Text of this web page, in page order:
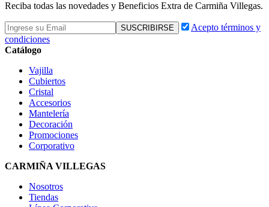
Reciba todas las novedades y Beneficios Extra de Carmiña Villegas.
Acepto términos y
condiciones
Catálogo
Vajilla
Cubiertos
Cristal
Accesorios
Mantelería
Decoración
Promociones
Corporativo
CARMIÑA VILLEGAS
Nosotros
Tiendas